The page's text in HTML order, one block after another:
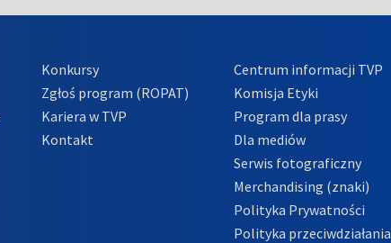
Konkursy
Zgłoś program (ROPAT)
Kariera w TVP
Kontakt
Centrum informacji TVP
Komisja Etyki
Program dla prasy
Dla mediów
Serwis fotograficzny
Merchandising (znaki)
Polityka Prywatności
Polityka przeciwdziałania